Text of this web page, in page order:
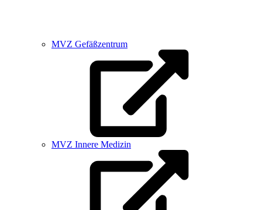
MVZ Gefäßzentrum
MVZ Innere Medizin